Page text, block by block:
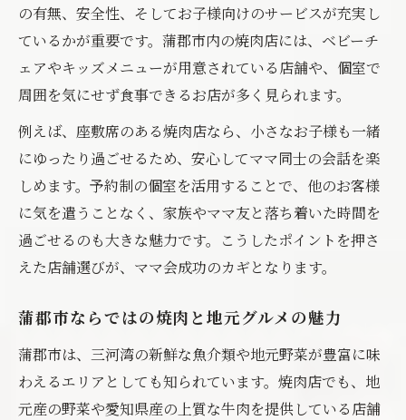
の有無、安全性、そしてお子様向けのサービスが充実し
ているかが重要です。蒲郡市内の焼肉店には、ベビーチ
ェアやキッズメニューが用意されている店舗や、個室で
周囲を気にせず食事できるお店が多く見られます。
例えば、座敷席のある焼肉店なら、小さなお子様も一緒
にゆったり過ごせるため、安心してママ同士の会話を楽
しめます。予約制の個室を活用することで、他のお客様
に気を遣うことなく、家族やママ友と落ち着いた時間を
過ごせるのも大きな魅力です。こうしたポイントを押さ
えた店舗選びが、ママ会成功のカギとなります。
蒲郡市ならではの焼肉と地元グルメの魅力
蒲郡市は、三河湾の新鮮な魚介類や地元野菜が豊富に味
わえるエリアとしても知られています。焼肉店でも、地
元産の野菜や愛知県産の上質な牛肉を提供している店舗